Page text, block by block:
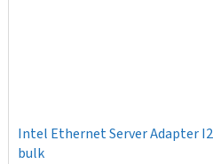
Intel Ethernet Server Adapter
bulk